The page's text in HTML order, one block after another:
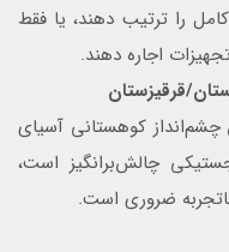
را ترتیب دهند، یا فقط
اجاره دهند.
قرقیزستان
متر) بهترین چشم‌انداز کوهستانی آسیای
چالش‌برانگیز است،
ضروری است.